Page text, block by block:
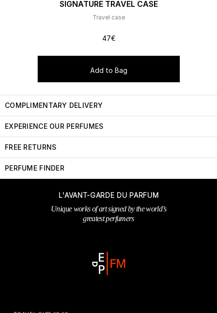
SIGNATURE TRAVEL CASE
Travel case
47€
Add to Bag
COMPLIMENTARY DELIVERY
EXPERIENCE OUR PERFUMES
FREE RETURNS
PERFUME FINDER
L'AVANT-GARDE DU PARFUM
Unique works of art signed by the world’s
greatest perfumers